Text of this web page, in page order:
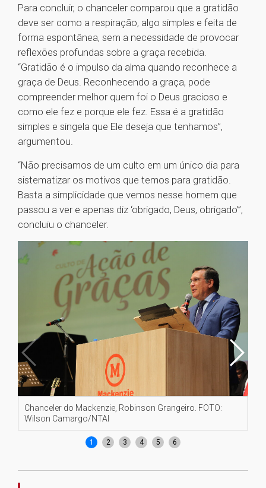
Para concluir, o chanceler comparou que a gratidão
deve ser como a respiração, algo simples e feita de
forma espontânea, sem a necessidade de provocar
reflexões profundas sobre a graça recebida.
“Gratidão é o impulso da alma quando reconhece a
graça de Deus. Reconhecendo a graça, pode
compreender melhor quem foi o Deus gracioso e
como ele fez e porque ele fez. Essa é a gratidão
simples e singela que Ele deseja que tenhamos”,
argumentou.
“Não precisamos de um culto em um único dia para
sistematizar os motivos que temos para gratidão.
Basta a simplicidade que vemos nesse homem que
passou a ver e apenas diz ‘obrigado, Deus, obrigado’”,
concluiu o chanceler.
Chanceler do Mackenzie, Robinson Grangeiro. FOTO:
Wilson Camargo/NTAI
1 2 3 4 5 6